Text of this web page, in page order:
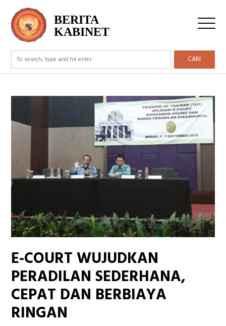
BERITA
KABINET
CARI
E-COURT WUJUDKAN
PERADILAN SEDERHANA,
CEPAT DAN BERBIAYA
RINGAN